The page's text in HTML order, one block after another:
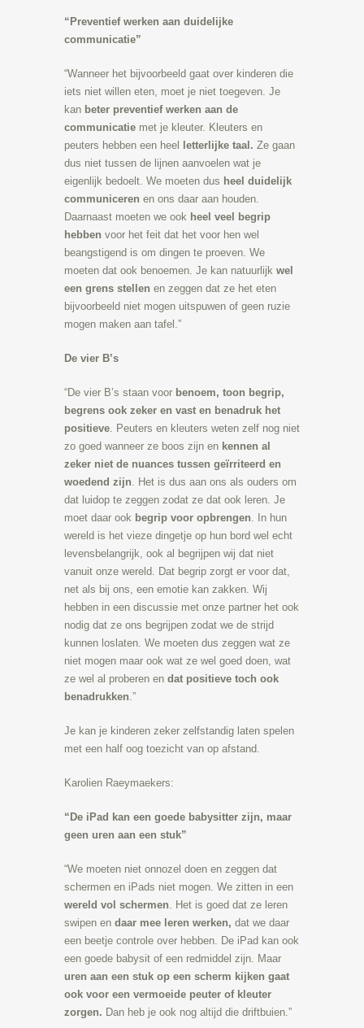
“Preventief werken aan duidelijke
communicatie”
“Wanneer het bijvoorbeeld gaat over kinderen die
iets niet willen eten, moet je niet toegeven. Je
kan beter preventief werken aan de
communicatie met je kleuter. Kleuters en
peuters hebben een heel
letterlijke taal. Ze gaan
dus niet tussen de lijnen aanvoelen wat je
eigenlijk bedoelt. We moeten dus heel duidelijk
communiceren en ons daar aan houden.
Daarnaast moeten we ook heel veel begrip
hebben voor het feit dat het voor hen wel
beangstigend is om dingen te proeven. We
moeten dat ook benoemen. Je kan natuurlijk wel
een grens stellen en zeggen dat ze het eten
bijvoorbeeld niet mogen uitspuwen of geen ruzie
mogen maken aan tafel.”
De vier B’s
“De vier B’s staan voor benoem, toon begrip,
begrens ook zeker en vast en benadruk het
positieve. Peuters en kleuters weten zelf nog niet
zo goed wanneer ze boos zijn en kennen al
zeker niet de nuances tussen geïrriteerd en
woedend zijn. Het is dus aan ons als ouders om
dat luidop te zeggen zodat ze dat ook leren. Je
moet daar ook begrip voor opbrengen. In hun
wereld is het vieze dingetje op hun bord wel echt
levensbelangrijk, ook al begrijpen wij dat niet
vanuit onze wereld. Dat begrip zorgt er voor dat,
net als bij ons, een emotie kan zakken. Wij
hebben in een discussie met onze partner het ook
nodig dat ze ons begrijpen zodat we de strijd
kunnen loslaten. We moeten dus zeggen wat ze
niet mogen maar ook wat ze wel goed doen, wat
ze wel al proberen en dat positieve toch ook
benadrukken.”
Je kan je kinderen zeker zelfstandig laten spelen
met een half oog toezicht van op afstand.
Karolien Raeymaekers:
“De iPad kan een goede babysitter zijn, maar
geen uren aan een stuk”
“We moeten niet onnozel doen en zeggen dat
schermen en iPads niet mogen. We zitten in een
wereld vol schermen. Het is goed dat ze leren
swipen en daar mee leren werken, dat we daar
een beetje controle over hebben. De iPad kan ook
een goede babysit of een redmiddel zijn. Maar
uren aan een stuk op een scherm kijken gaat
ook voor een vermoeide peuter of kleuter
zorgen. Dan heb je ook nog altijd die driftbuien.”